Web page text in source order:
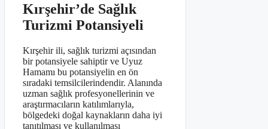
Kırşehir’de Sağlık
Turizmi Potansiyeli
Kırşehir ili, sağlık turizmi açısından
bir potansiyele sahiptir ve Uyuz
Hamamı bu potansiyelin en ön
sıradaki temsilcilerindendir. Alanında
uzman sağlık profesyonellerinin ve
araştırmacıların katılımlarıyla,
bölgedeki doğal kaynakların daha iyi
tanıtılması ve kullanılması